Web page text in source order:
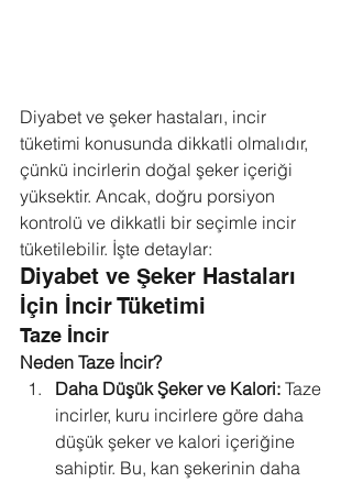
Diyabet ve şeker hastaları, incir
tüketimi konusunda dikkatli olmalıdır,
çünkü incirlerin doğal şeker içeriği
yüksektir. Ancak, doğru porsiyon
kontrolü ve dikkatli bir seçimle incir
tüketilebilir. İşte detaylar:
Diyabet ve Şeker Hastaları
İçin İncir Tüketimi
Taze İncir
Neden Taze İncir?
Daha Düşük Şeker ve Kalori: Taze
incirler, kuru incirlere göre daha
düşük şeker ve kalori içeriğine
sahiptir. Bu, kan şekerinin daha